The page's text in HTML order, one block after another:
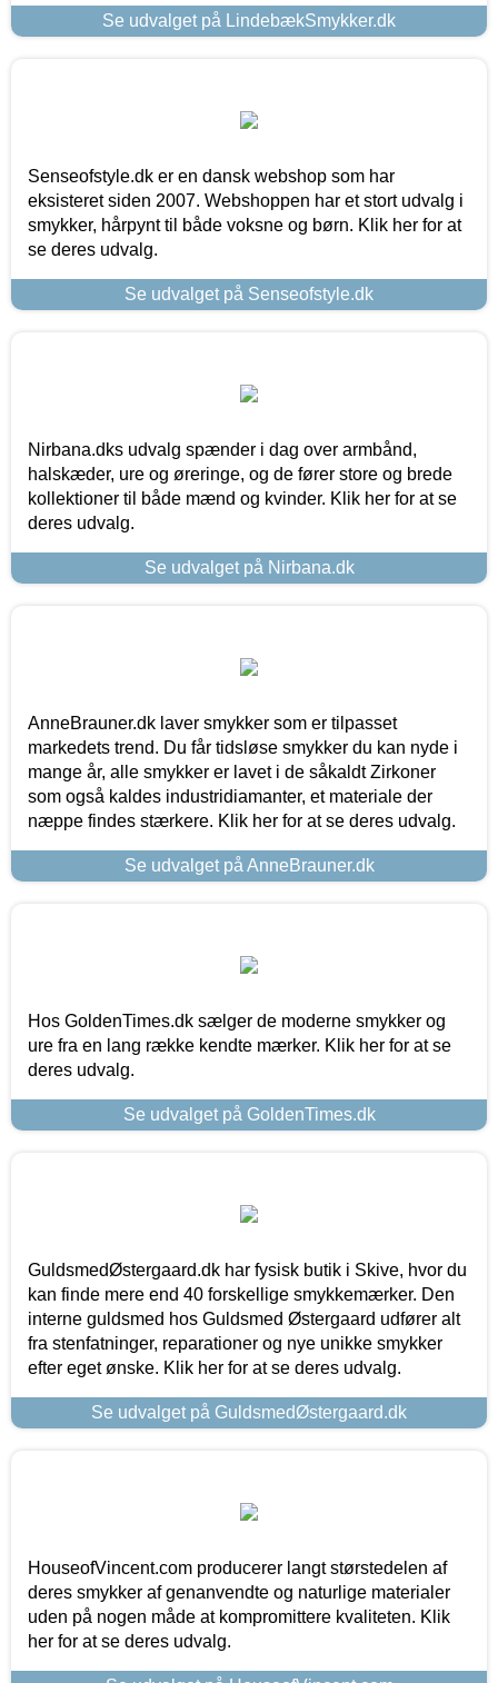
Se udvalget på LindebækSmykker.dk
Senseofstyle.dk er en dansk webshop som har
eksisteret siden 2007. Webshoppen har et stort udvalg i
smykker, hårpynt til både voksne og børn. Klik her for at
se deres udvalg.
Se udvalget på Senseofstyle.dk
Nirbana.dks udvalg spænder i dag over armbånd,
halskæder, ure og øreringe, og de fører store og brede
kollektioner til både mænd og kvinder. Klik her for at se
deres udvalg.
Se udvalget på Nirbana.dk
AnneBrauner.dk laver smykker som er tilpasset
markedets trend. Du får tidsløse smykker du kan nyde i
mange år, alle smykker er lavet i de såkaldt Zirkoner
som også kaldes industridiamanter, et materiale der
næppe findes stærkere. Klik her for at se deres udvalg.
Se udvalget på AnneBrauner.dk
Hos GoldenTimes.dk sælger de moderne smykker og
ure fra en lang række kendte mærker. Klik her for at se
deres udvalg.
Se udvalget på GoldenTimes.dk
GuldsmedØstergaard.dk har fysisk butik i Skive, hvor du
kan finde mere end 40 forskellige smykkemærker. Den
interne guldsmed hos Guldsmed Østergaard udfører alt
fra stenfatninger, reparationer og nye unikke smykker
efter eget ønske. Klik her for at se deres udvalg.
Se udvalget på GuldsmedØstergaard.dk
HouseofVincent.com producerer langt størstedelen af
deres smykker af genanvendte og naturlige materialer
uden på nogen måde at kompromittere kvaliteten. Klik
her for at se deres udvalg.